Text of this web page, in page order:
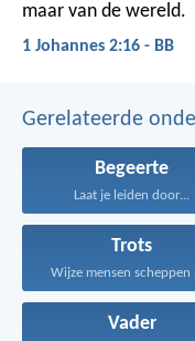
maar van de wereld.
1 Johannes 2:16 - BB
Gerelateerde
Begeerte
Laat je leiden door...
Trots
Vader